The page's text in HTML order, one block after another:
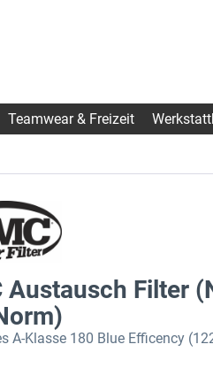
Teamwear & Freizeit
Austausch Filter
A-Klasse 180 Blue Efficency